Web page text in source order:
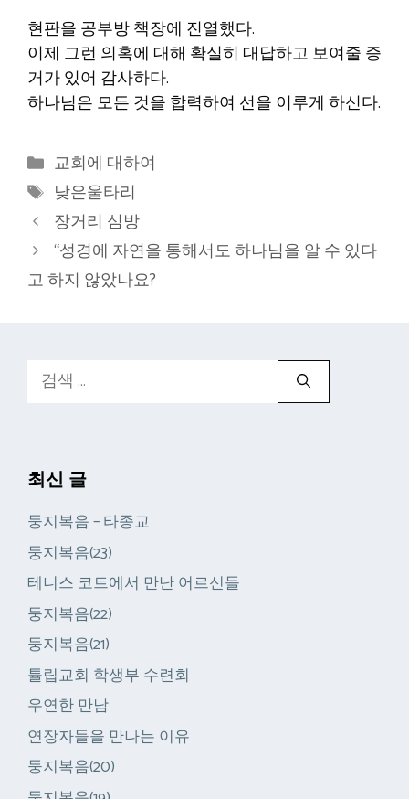
현판을 공부방 책장에 진열했다.
이제 그런 의혹에 대해 확실히 대답하고 보여줄 증
거가 있어 감사하다.
하나님은 모든 것을 합력하여 선을 이루게 하신다.
카
테
고
리
교회에 대하여
태
그
낮은울타리
장거리 심방
“성경에 자연을 통해서도 하나님을 알 수 있다
고 하지 않았나요?
색:
최신 글
둥지복음 – 타종교
둥지복음(23)
테니스 코트에서 만난 어르신들
둥지복음(22)
둥지복음(21)
튤립교회 학생부 수련회
우연한 만남
연장자들을 만나는 이유
둥지복음(20)